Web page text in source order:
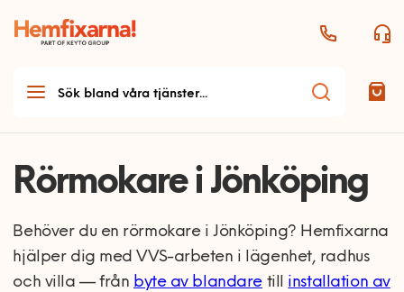
Rörmokare i Jönköping
Behöver du en rörmokare i Jönköping? Hemfixarna
hjälper dig med VVS-arbeten i lägenhet, radhus
och villa — från byte av blandaretill installation av